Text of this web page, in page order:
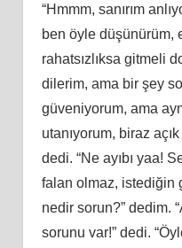
“Hmmm, sanırım
ben öyle düşünürüm,
rahatsızlıksa gitmeli
dilerim, ama bir şey
güveniyorum, ama
utanıyorum, biraz
dedi. “Ne ayıbı yaa!
falan olmaz, istediğin
nedir sorun?” dedim.
sorunu var!” dedi.